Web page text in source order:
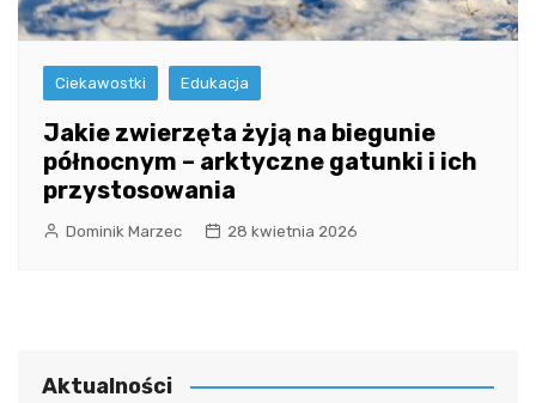
Ciekawostki Edukacja
Jakie zwierzęta żyją na biegunie
północnym – arktyczne gatunki i ich
przystosowania
Dominik Marzec 28 kwietnia 2026
Aktualności